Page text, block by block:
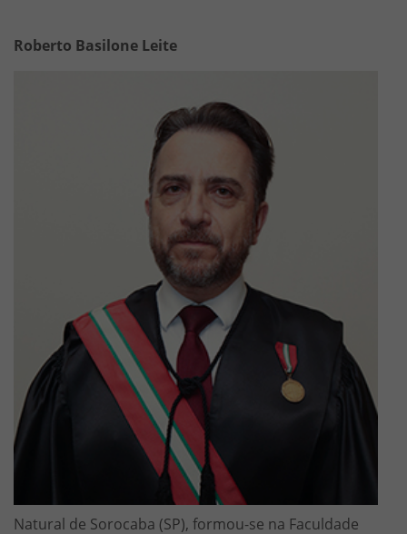
Roberto Basilone Leite
Natural de Sorocaba (SP), formou-se na Faculdade